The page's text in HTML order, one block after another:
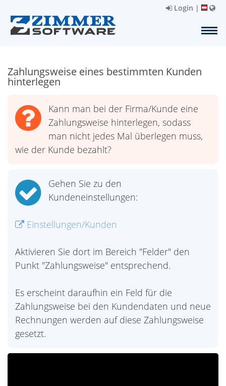
Login |
Zahlungsweise eines bestimmten Kunden
hinterlegen
Kann man bei der Firma/Kunde eine
Zahlungsweise hinterlegen, sodass
man nicht jedes Mal überlegen muss,
wie der Kunde bezahlt?
Gehen Sie zu den
Kundeneinstellungen:
Einstellungen/Kunden
Aktivieren Sie dort im Bereich "Felder" den
Punkt "Zahlungsweise" entsprechend.
Es erscheint daraufhin ein Feld für die
Zahlungsweise bei den Kundendaten und neue
Rechnungen werden auf diese Zahlungsweise
gesetzt.